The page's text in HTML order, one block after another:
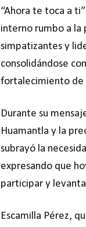
“Ahora te toca a
interno rumbo a la
simpatizantes y
consolidándose
fortalecimiento de
Durante su
Huamantla y la
subrayó la
expresando que
participar y
Escamilla Pérez,